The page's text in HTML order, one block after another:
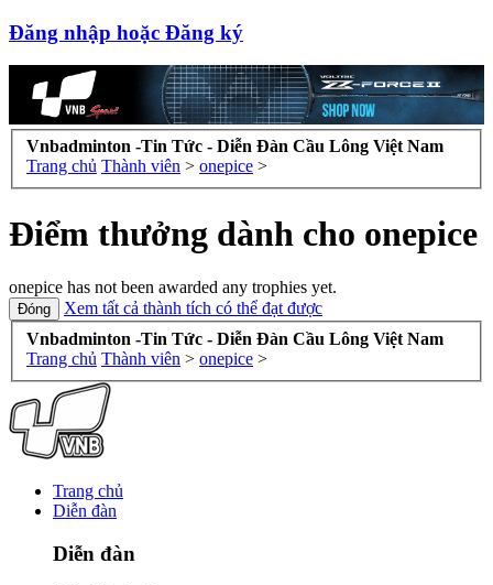
Đăng nhập hoặc Đăng ký
Vnbadminton -Tin Tức - Diễn Đàn Cầu Lông Việt Nam
Trang chủ Thành viên > onepice >
Điểm thưởng dành cho onepice
onepice has not been awarded any trophies yet.
Xem tất cả thành tích có thể đạt được
Vnbadminton -Tin Tức - Diễn Đàn Cầu Lông Việt Nam
Trang chủ Thành viên > onepice >
Trang chủ
Diễn đàn
Diễn đàn